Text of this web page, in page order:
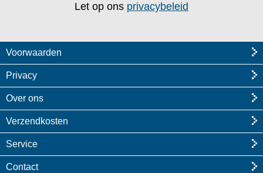
Let op ons privacybeleid
Voorwaarden
Privacy
Over ons
Verzendkosten
Service
Contact